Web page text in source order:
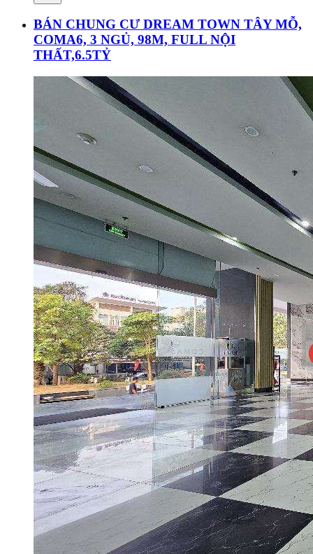
BÁN CHUNG CƯ DREAM TOWN TÂY MỖ,
COMA6, 3 NGỦ, 98M, FULL NỘI
THẤT,6.5TỶ